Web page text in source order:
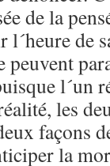
de la
de
peuvent
l´un
les
façons
la